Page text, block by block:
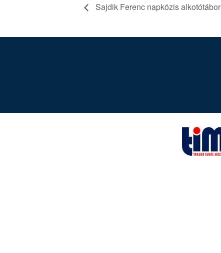
Sajdik Ferenc napközis alkotótábor